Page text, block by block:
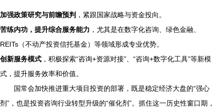
加强政策研究与前瞻预判 ，紧跟国家战略与资金投向。
苦练内功，提升综合服务能力 ，尤其是在数字化咨询、绿色金融、
REITs（不动产投资信托基金）等领域形成专业优势。
创新服务模式 ，积极探索“咨询+资源对接”、“咨询+数字化工具”等新模
式，提升服务效率和价值。
国常会加快推进重大项目投资的部署，既是稳定经济大盘的“强心
剂”，也是投资咨询行业转型升级的“催化剂”。抓住这一历史性窗口期，